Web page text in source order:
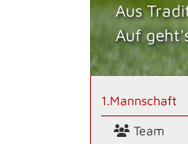
Aus
Auf
1.Mannschaft
Team